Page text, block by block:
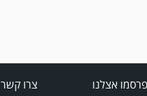
פרסמו אצלנו צרו קשר